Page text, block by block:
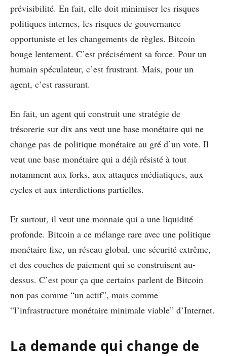
prévisibilité. En fait, elle doit minimiser les risques
politiques internes, les risques de gouvernance
opportuniste et les changements de règles. Bitcoin
bouge lentement. C’est précisément sa force. Pour un
humain spéculateur, c’est frustrant. Mais, pour un
agent, c’est rassurant.
En fait, un agent qui construit une stratégie de
trésorerie sur dix ans veut une base monétaire qui ne
change pas de politique monétaire au gré d’un vote. Il
veut une base monétaire qui a déjà résisté à tout
notamment aux forks, aux attaques médiatiques, aux
cycles et aux interdictions partielles.
Et surtout, il veut une monnaie qui a une liquidité
profonde. Bitcoin a ce mélange rare avec une politique
monétaire fixe, un réseau global, une sécurité extrême,
et des couches de paiement qui se construisent au-
dessus. C’est pour ça que certains parlent de Bitcoin
non pas comme “un actif”, mais comme
“l’infrastructure monétaire minimale viable” d’Internet.
La demande qui change de